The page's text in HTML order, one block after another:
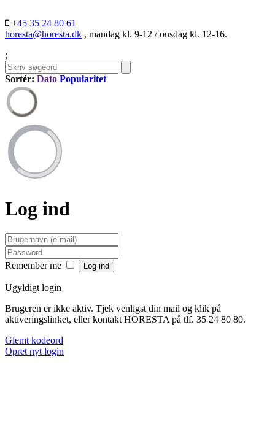
+45 35 24 80 61
horesta@horesta.dk , mandag kl. 9-12 / onsdag kl. 12-16.
;
Sortér: Dato Popularitet
Log ind
Remember me
Ugyldigt login
Brugeren er ikke aktiv. Tjek venligst din mail og klik på
aktiveringslinket, eller kontakt HORESTA på tlf. 35 24 80 80.
Glemt kodeord
Opret nyt login